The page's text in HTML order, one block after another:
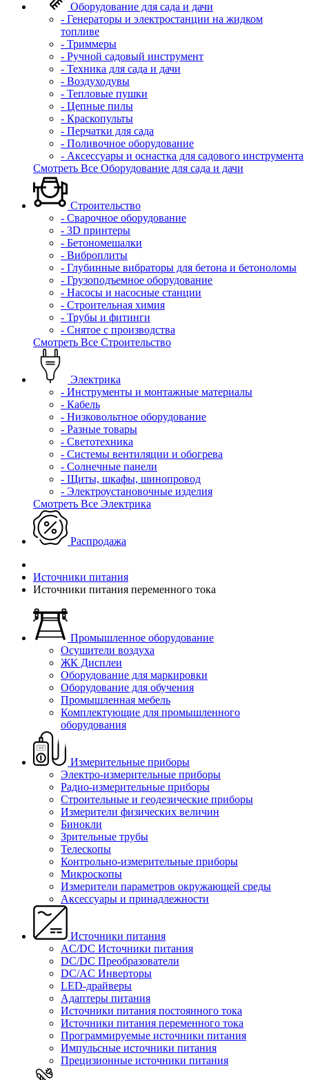
Оборудование для сада и дачи
- Генераторы и электростанции на жидком
топливе
- Триммеры
- Ручной садовый инструмент
- Техника для сада и дачи
- Воздуходувы
- Тепловые пушки
- Цепные пилы
- Краскопульты
- Перчатки для сада
- Поливочное оборудование
- Аксессуары и оснастка для садового инструмента
Смотреть Все Оборудование для сада и дачи
Строительство
- Сварочное оборудование
- 3D принтеры
- Бетономешалки
- Виброплиты
- Глубинные вибраторы для бетона и бетоноломы
- Грузоподъемное оборудование
- Насосы и насосные станции
- Строительная химия
- Трубы и фитинги
- Снятое с производства
Смотреть Все Строительство
Электрика
- Инструменты и монтажные материалы
- Кабель
- Низковольтное оборудование
- Разные товары
- Светотехника
- Системы вентиляции и обогрева
- Солнечные панели
- Щиты, шкафы, шинопровод
- Электроустановочные изделия
Смотреть Все Электрика
Распродажа
Источники питания
Источники питания переменного тока
Промышленное оборудование
Осушители воздуха
ЖК Дисплеи
Оборудование для маркировки
Оборудование для обучения
Промышленная мебель
Комплектующие для промышленного
оборудования
Измерительные приборы
Электро-измерительные приборы
Радио-измерительные приборы
Строительные и геодезические приборы
Измерители физических величин
Бинокли
Зрительные трубы
Телескопы
Контрольно-измерительные приборы
Микроскопы
Измерители параметров окружающей среды
Аксессуары и принадлежности
Источники питания
AC/DC Источники питания
DC/DC Преобразователи
DC/AC Инверторы
LED-драйверы
Адаптеры питания
Источники питания постоянного тока
Источники питания переменного тока
Программируемые источники питания
Импульсные источники питания
Прецизионные источники питания